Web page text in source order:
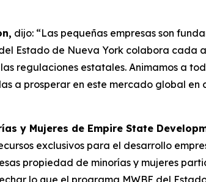
dijo: “Las pequeñas empresas son
Estado de Nueva York colabora cada
regulaciones estatales. Animamos a
a prosperar en este mercado global en
y Mujeres de Empire State
exclusivos para el desarrollo
propiedad de minorías y mujeres